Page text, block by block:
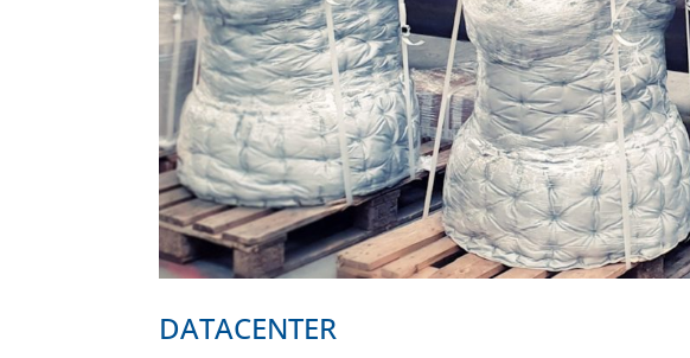
DATACENTER